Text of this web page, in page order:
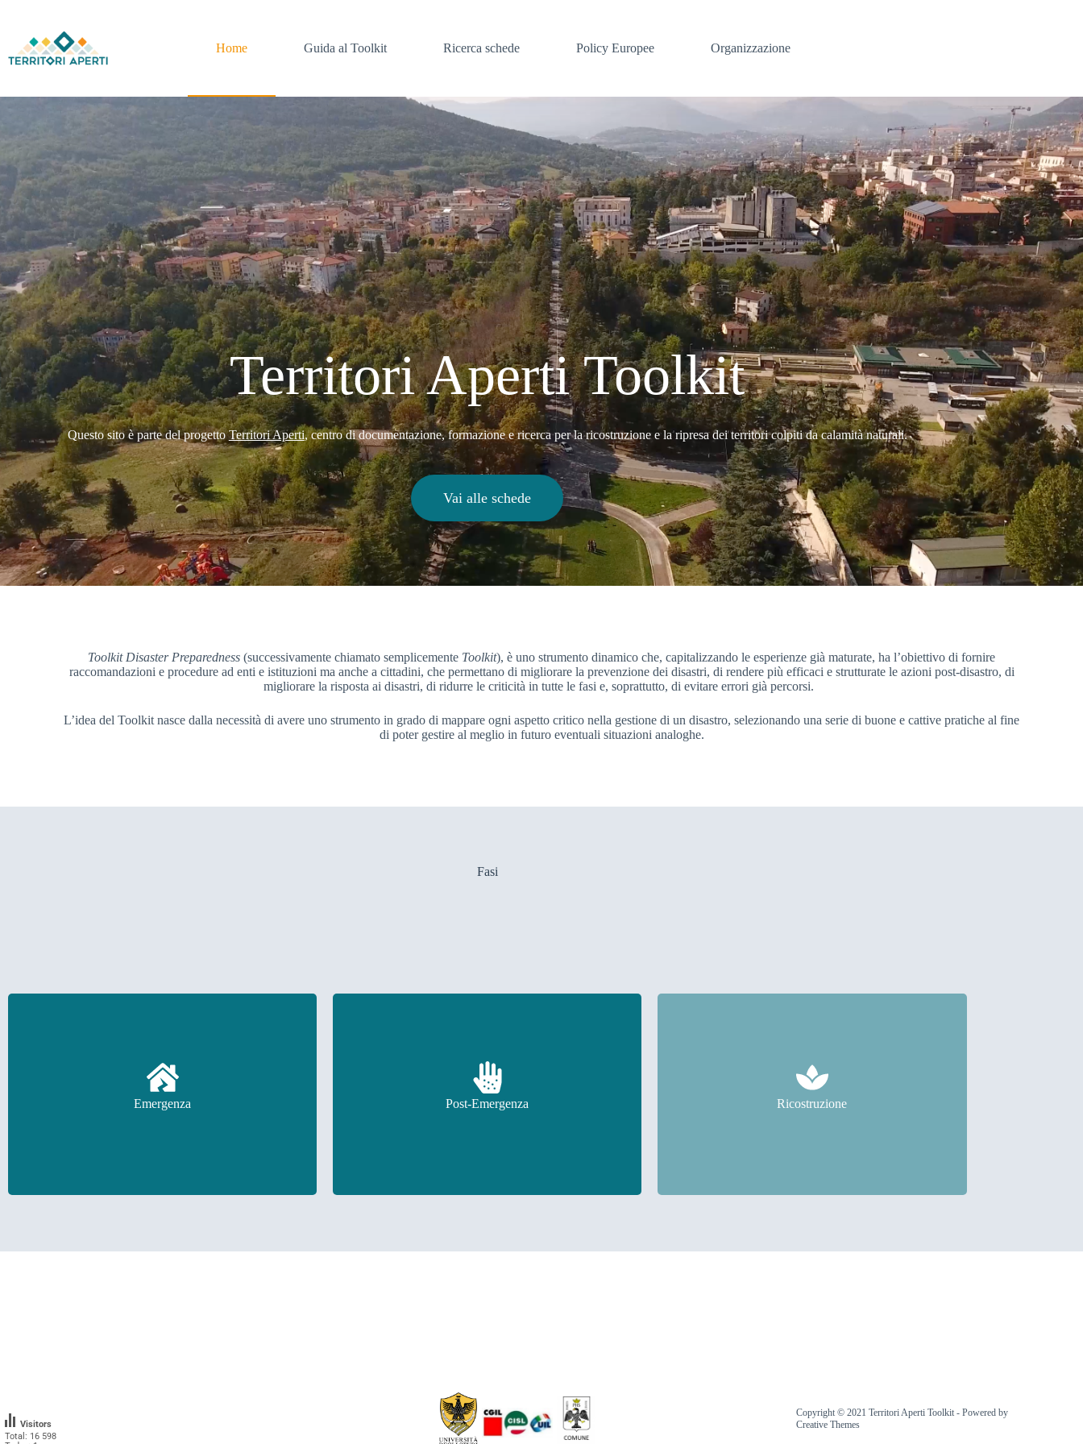
Home Guida al Toolkit Ricerca schede Policy Europee Organizzazione
Territori Aperti Toolkit
Questo sito è parte del progettoTerritori Aperti, centro di documentazione, formazione e ricerca per la ricostruzione e la ripresa dei territori colpiti da calamità naturali.
Vai alle schede
Toolkit Disaster Preparedness (successivamente chiamato semplicemente Toolkit), è uno strumento dinamico che, capitalizzando le esperienze già maturate, ha l’obiettivo di fornire
raccomandazioni e procedure ad enti e istituzioni ma anche a cittadini, che permettano di migliorare la prevenzione dei disastri, di rendere più efficaci e strutturate le azioni post-disastro, di
migliorare la risposta ai disastri, di ridurre le criticità in tutte le fasi e, soprattutto, di evitare errori già percorsi.
L’idea del Toolkit nasce dalla necessità di avere uno strumento in grado di mappare ogni aspetto critico nella gestione di un disastro, selezionando una serie di buone e cattive pratiche al fine
di poter gestire al meglio in futuro eventuali situazioni analoghe.
Fasi
Emergenza
In questa sezione troverai le schede relative all'
emergenza
Post-Emergenza
In questa sezione troverai le schede relative al Post
Emergenza
Ricostruzione
In questa sezione troverai le schede relative alla
Ricostruzione
Total: 16 598
Visitors
Copyright © 2021 Territori Aperti Toolkit - Powered by
Creative Themes